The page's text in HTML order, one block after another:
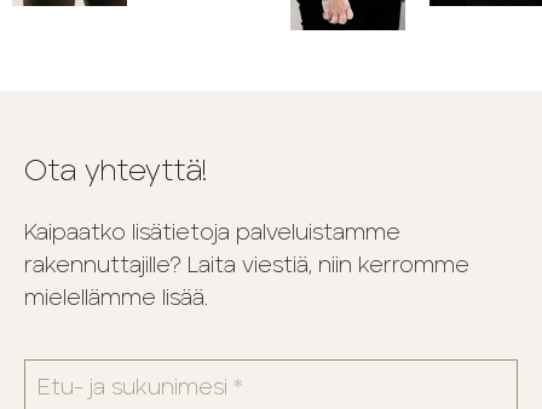
Ota yhteyttä!
Kaipaatko lisätietoja palveluistamme
rakennuttajille? Laita viestiä, niin kerromme
mielellämme lisää.
Etu- ja sukunimesi *